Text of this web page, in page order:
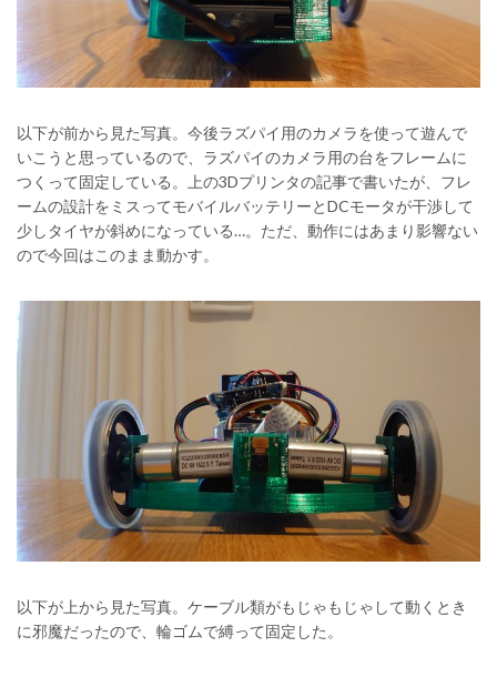
以下が前から見た写真。今後ラズパイ用のカメラを使って遊んで
いこうと思っているので、ラズパイのカメラ用の台をフレームに
つくって固定している。上の3Dプリンタの記事で書いたが、フレ
ームの設計をミスってモバイルバッテリーとDCモータが干渉して
少しタイヤが斜めになっている…。ただ、動作にはあまり影響ない
ので今回はこのまま動かす。
以下が上から見た写真。ケーブル類がもじゃもじゃして動くとき
に邪魔だったので、輪ゴムで縛って固定した。